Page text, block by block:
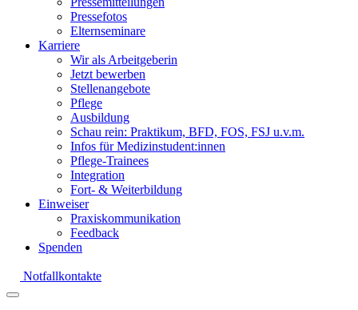
Pressefotos
Elternseminare
Karriere
Wir als Arbeitgeberin
Jetzt bewerben
Stellenangebote
Pflege
Ausbildung
Schau rein: Praktikum, BFD, FOS, FSJ u.v.m.
Infos für Medizinstudent:innen
Pflege-Trainees
Integration
Fort- & Weiterbildung
Einweiser
Praxiskommunikation
Feedback
Spenden
Notfallkontakte